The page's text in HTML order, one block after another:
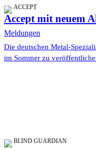
ACCEPT
Accept mit neuem
Meldungen
Die deutschen Metal-
im Sommer zu
BLIND GUARDIAN